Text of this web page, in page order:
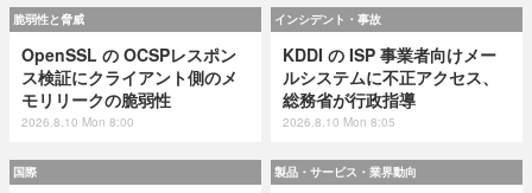
脆弱性と脅威
OpenSSL の OCSPレスポン
ス検証にクライアント側のメ
モリリークの脆弱性
2026.8.10 Mon 8:00
インシデント・事故
KDDI の ISP 事業者向けメー
ルシステムに不正アクセス、
総務省が行政指導
2026.8.10 Mon 8:05
国際 製品・サービス・業界動向